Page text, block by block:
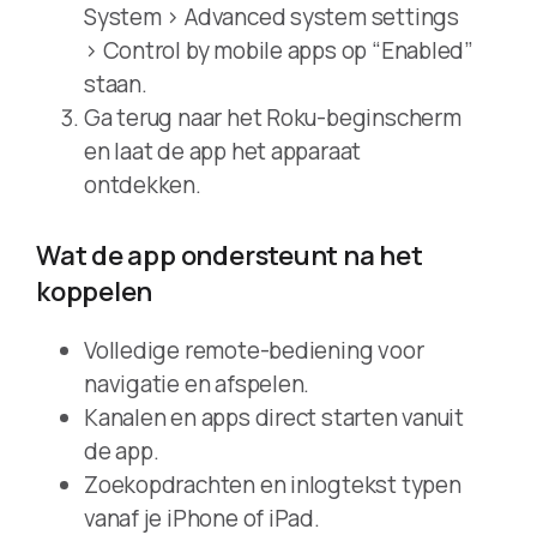
System > Advanced system settings
> Control by mobile apps op “Enabled”
staan.
Ga terug naar het Roku-beginscherm
en laat de app het apparaat
ontdekken.
Wat de app ondersteunt na het
koppelen
Volledige remote-bediening voor
navigatie en afspelen.
Kanalen en apps direct starten vanuit
de app.
Zoekopdrachten en inlogtekst typen
vanaf je iPhone of iPad.